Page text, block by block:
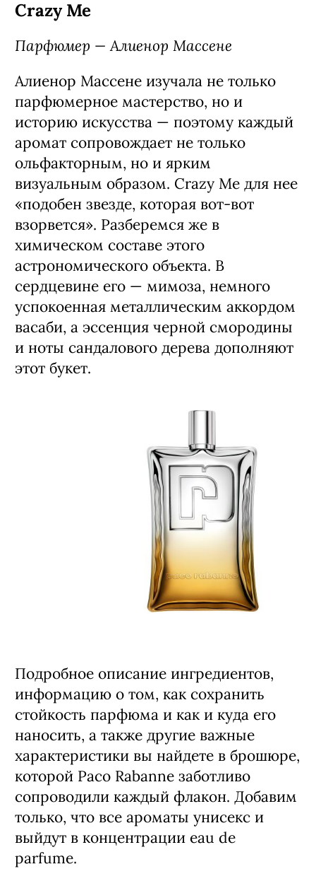
Crazy Me
Парфюмер — Алиенор Массене
Алиенор Массене изучала не только
парфюмерное мастерство, но и
историю искусства — поэтому каждый
аромат сопровождает не только
ольфакторным, но и ярким
визуальным образом. Crazy Me для нее
«подобен звезде, которая вот-вот
взорвется». Разберемся же в
химическом составе этого
астрономического объекта. В
сердцевине его — мимоза, немного
успокоенная металлическим аккордом
васаби, а эссенция черной смородины
и ноты сандалового дерева дополняют
этот букет.
Подробное описание ингредиентов,
информацию о том, как сохранить
стойкость парфюма и как и куда его
наносить, а также другие важные
характеристики вы найдете в брошюре,
которой Paco Rabanne заботливо
сопроводили каждый флакон. Добавим
только, что все ароматы унисекс и
выйдут в концентрации eau de
parfume.